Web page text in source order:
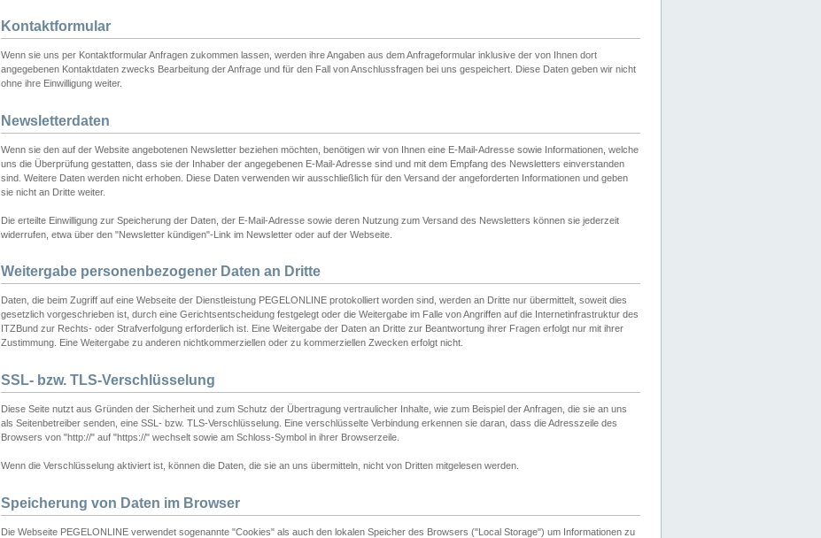
Kontaktformular
Wenn sie uns per Kontaktformular Anfragen zukommen lassen, werden ihre Angaben aus dem Anfrageformular inklusive der von Ihnen dort
angegebenen Kontaktdaten zwecks Bearbeitung der Anfrage und für den Fall von Anschlussfragen bei uns gespeichert. Diese Daten geben wir nicht
ohne ihre Einwilligung weiter.
Newsletterdaten
Wenn sie den auf der Website angebotenen Newsletter beziehen möchten, benötigen wir von Ihnen eine E-Mail-Adresse sowie Informationen, welche
uns die Überprüfung gestatten, dass sie der Inhaber der angegebenen E-Mail-Adresse sind und mit dem Empfang des Newsletters einverstanden
sind. Weitere Daten werden nicht erhoben. Diese Daten verwenden wir ausschließlich für den Versand der angeforderten Informationen und geben
sie nicht an Dritte weiter.
Die erteilte Einwilligung zur Speicherung der Daten, der E-Mail-Adresse sowie deren Nutzung zum Versand des Newsletters können sie jederzeit
widerrufen, etwa über den "Newsletter kündigen"-Link im Newsletter oder auf der Webseite.
Weitergabe personenbezogener Daten an Dritte
Daten, die beim Zugriff auf eine Webseite der Dienstleistung PEGELONLINE protokolliert worden sind, werden an Dritte nur übermittelt, soweit dies
gesetzlich vorgeschrieben ist, durch eine Gerichtsentscheidung festgelegt oder die Weitergabe im Falle von Angriffen auf die Internetinfrastruktur des
ITZBund zur Rechts- oder Strafverfolgung erforderlich ist. Eine Weitergabe der Daten an Dritte zur Beantwortung ihrer Fragen erfolgt nur mit ihrer
Zustimmung. Eine Weitergabe zu anderen nichtkommerziellen oder zu kommerziellen Zwecken erfolgt nicht.
SSL- bzw. TLS-Verschlüsselung
Diese Seite nutzt aus Gründen der Sicherheit und zum Schutz der Übertragung vertraulicher Inhalte, wie zum Beispiel der Anfragen, die sie an uns
als Seitenbetreiber senden, eine SSL- bzw. TLS-Verschlüsselung. Eine verschlüsselte Verbindung erkennen sie daran, dass die Adresszeile des
Browsers von "http://" auf "https://" wechselt sowie am Schloss-Symbol in ihrer Browserzeile.
Wenn die Verschlüsselung aktiviert ist, können die Daten, die sie an uns übermitteln, nicht von Dritten mitgelesen werden.
Speicherung von Daten im Browser
Die Webseite PEGELONLINE verwendet sogenannte "Cookies" als auch den lokalen Speicher des Browsers ("Local Storage") um Informationen zu